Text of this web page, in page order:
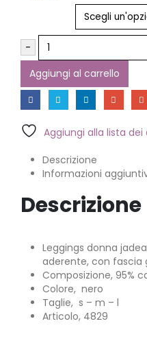
-
Aggiungi al carrello
Aggiungi alla lista dei
Descrizione
Informazioni
Descrizione
Leggings donna
aderente, con
Composizione, 95%
Colore, nero
Taglie, s – m – l
Articolo, 4829